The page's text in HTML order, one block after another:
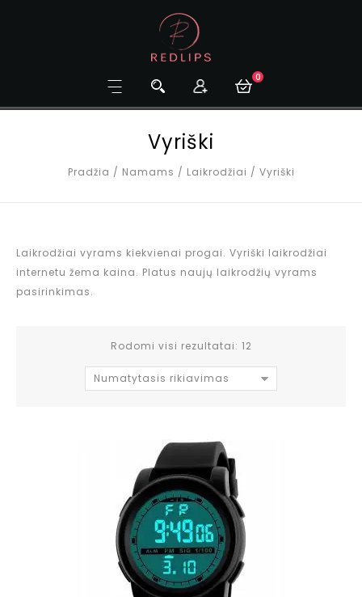
0
Vyriški
Pradžia / Namams / Laikrodžiai / Vyriški
Laikrodžiai vyrams kiekvienai progai. Vyriški laikrodžiai
internetu žema kaina. Platus naujų laikrodžių vyrams
pasirinkimas.
Rodomi visi rezultatai: 12
Numatytasis rikiavimas